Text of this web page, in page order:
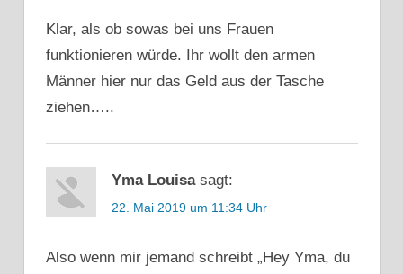
Klar, als ob sowas bei uns Frauen
funktionieren würde. Ihr wollt den armen
Männer hier nur das Geld aus der Tasche
ziehen…..
Yma Louisa sagt:
22. Mai 2019 um 11:34 Uhr
Also wenn mir jemand schreibt „Hey Yma, du